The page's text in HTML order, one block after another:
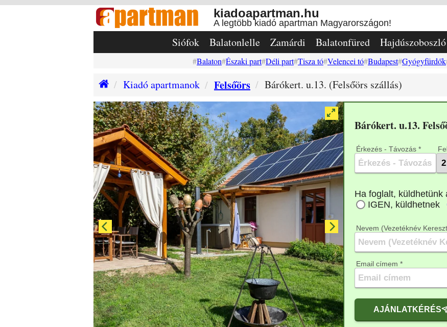
kiadoapartman.hu
A legtöbb kiadó apartman Magyarországon!
Siófok Balatonlelle Zamárdi Balatonfüred Hajdúszoboszló
Balaton Északi part Déli part Tisza tó Velencei tó Budapest Gyógyfürdők
Kiadó apartmanok Felsőörs Bárókert. u.13. (Felsőörs szállás)
Bárókert. u.13.
Érkezés - Távozás *
Nevem (Vezetéknév
Email címem *
AJÁNLATKÉRÉS